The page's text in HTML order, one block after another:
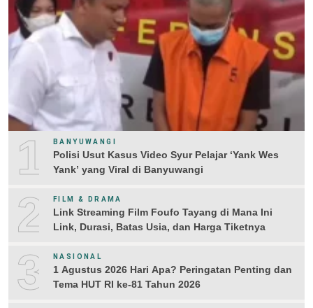
1 BANYUWANGI
Polisi Usut Kasus Video Syur Pelajar ‘Yank Wes
Yank’ yang Viral di Banyuwangi
2 FILM & DRAMA
Link Streaming Film Foufo Tayang di Mana Ini
Link, Durasi, Batas Usia, dan Harga Tiketnya
3 NASIONAL
1 Agustus 2026 Hari Apa? Peringatan Penting dan
Tema HUT RI ke-81 Tahun 2026